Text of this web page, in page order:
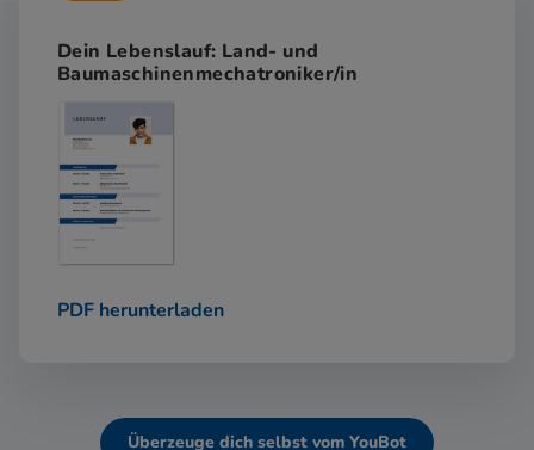
Dein Lebenslauf: Land- und
Baumaschinenmechatroniker/in
PDF herunterladen
Überzeuge dich selbst vom YouBot